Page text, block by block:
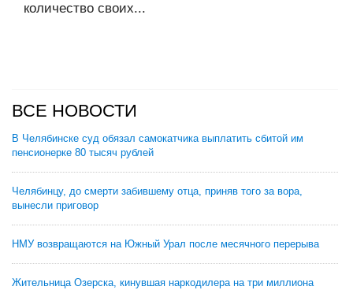
количество своих...
ВСЕ НОВОСТИ
В Челябинске суд обязал самокатчика выплатить сбитой им
пенсионерке 80 тысяч рублей
Челябинцу, до смерти забившему отца, приняв того за вора,
вынесли приговор
НМУ возвращаются на Южный Урал после месячного перерыва
Жительница Озерска, кинувшая наркодилера на три миллиона